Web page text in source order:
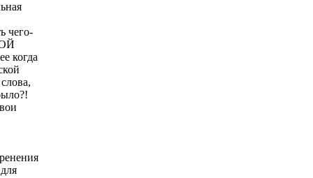
чего-
когда